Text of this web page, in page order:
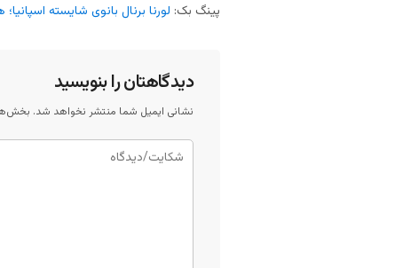
پینگ بک: لورنا برنال بانوی شایسته
دیدگاهتان را بنویسید
نشانی ایمیل شما منتشر نخواهد شد.